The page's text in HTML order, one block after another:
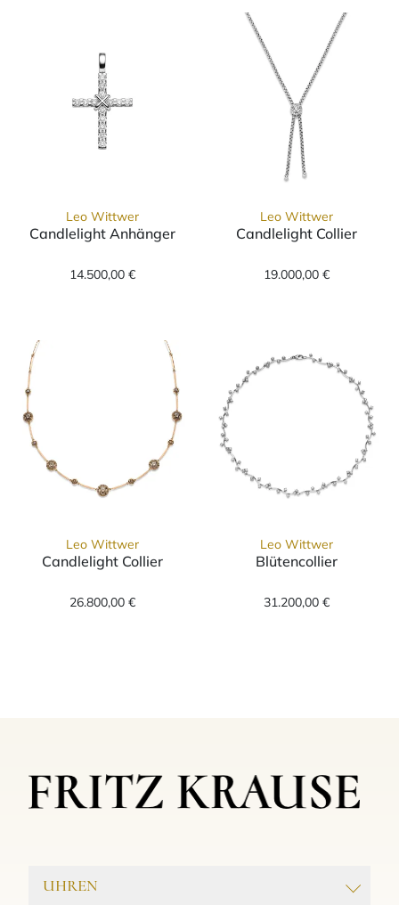
Leo Wittwer
Candlelight Anhänger
14.500,00 €
Leo Wittwer
Candlelight Collier
19.000,00 €
Leo Wittwer
Candlelight Collier
26.800,00 €
Leo Wittwer
Blütencollier
31.200,00 €
UHREN